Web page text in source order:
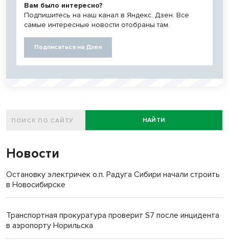
Вам было интересно?
Подпишитесь на наш канал в Яндекс. Дзен. Все
самые интересные новости отобраны там.
Подписаться на Дзен
НАЙТИ
Новости
Остановку электричек о.п. Радуга Сибири начали строить
в Новосибирске
Транспортная прокуратура проверит S7 после инцидента
в аэропорту Норильска